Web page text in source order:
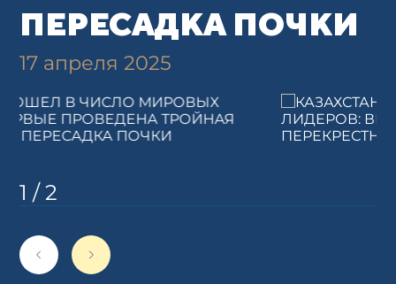
ПЕРЕСАДКА ПОЧКИ
17 апреля 2025
1 /2